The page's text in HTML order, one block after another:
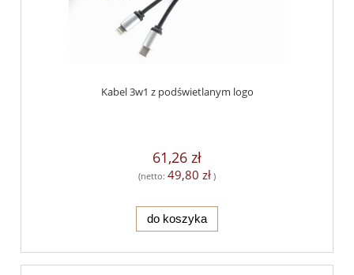
Kabel 3w1 z podświetlanym logo
61,26 zł
(netto: 49,80 zł )
do koszyka